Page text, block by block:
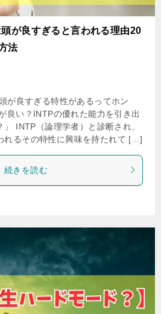
が良すぎると言われる理由20
法
が良すぎる特性があるってホン
良い？INTPの優れた能力を引き出
INTP（論理学者）と診断され、
れるその特性に興味を持たれて […]
続きを読む